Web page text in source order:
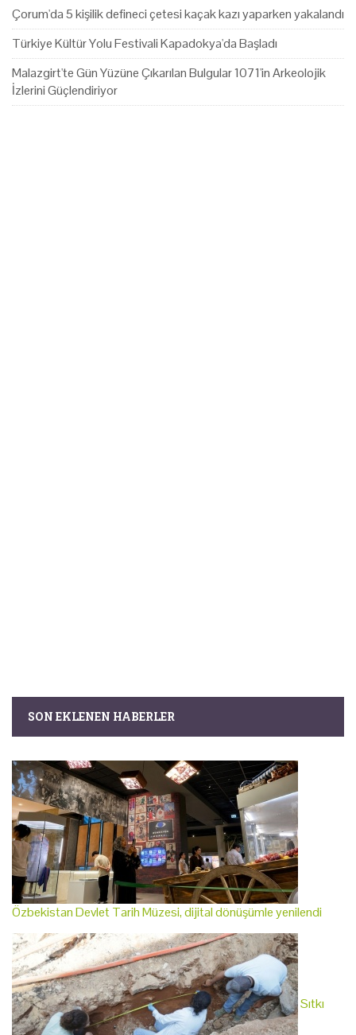
Çorum'da 5 kişilik defineci çetesi kaçak kazı yaparken yakalandı
Türkiye Kültür Yolu Festivali Kapadokya'da Başladı
Malazgirt'te Gün Yüzüne Çıkarılan Bulgular 1071'in Arkeolojik
İzlerini Güçlendiriyor
SON EKLENEN HABERLER
Özbekistan Devlet Tarih Müzesi, dijital dönüşümle yenilendi
Sıtkı